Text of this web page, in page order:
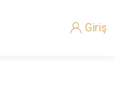
Giriş